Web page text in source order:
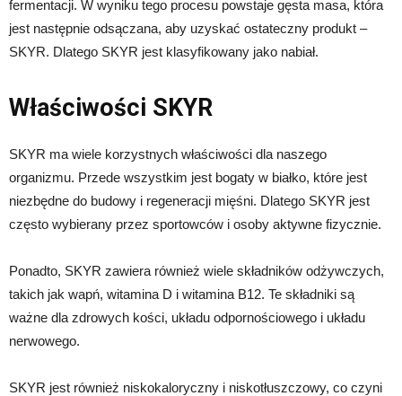
fermentacji. W wyniku tego procesu powstaje gęsta masa, która
jest następnie odsączana, aby uzyskać ostateczny produkt –
SKYR. Dlatego SKYR jest klasyfikowany jako nabiał.
Właściwości SKYR
SKYR ma wiele korzystnych właściwości dla naszego
organizmu. Przede wszystkim jest bogaty w białko, które jest
niezbędne do budowy i regeneracji mięśni. Dlatego SKYR jest
często wybierany przez sportowców i osoby aktywne fizycznie.
Ponadto, SKYR zawiera również wiele składników odżywczych,
takich jak wapń, witamina D i witamina B12. Te składniki są
ważne dla zdrowych kości, układu odpornościowego i układu
nerwowego.
SKYR jest również niskokaloryczny i niskotłuszczowy, co czyni